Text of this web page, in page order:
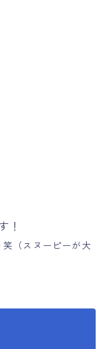
！
（スヌーピーが大